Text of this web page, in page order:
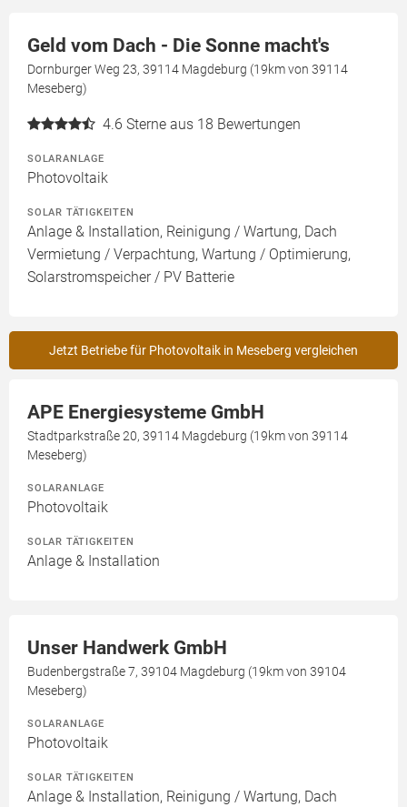
Geld vom Dach - Die Sonne macht's
Dornburger Weg 23, 39114 Magdeburg (19km von 39114
Meseberg)
4.6 Sterne aus 18 Bewertungen
SOLARANLAGE
Photovoltaik
SOLAR TÄTIGKEITEN
Anlage & Installation, Reinigung / Wartung, Dach
Vermietung / Verpachtung, Wartung / Optimierung,
Solarstromspeicher / PV Batterie
Jetzt Betriebe für Photovoltaik in Meseberg vergleichen
APE Energiesysteme GmbH
Stadtparkstraße 20, 39114 Magdeburg (19km von 39114
Meseberg)
SOLARANLAGE
Photovoltaik
SOLAR TÄTIGKEITEN
Anlage & Installation
Unser Handwerk GmbH
Budenbergstraße 7, 39104 Magdeburg (19km von 39104
Meseberg)
SOLARANLAGE
Photovoltaik
SOLAR TÄTIGKEITEN
Anlage & Installation, Reinigung / Wartung, Dach